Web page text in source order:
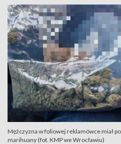
Mężczyzna w foliowej reklamówce miał
marihuany (fot. KMP we Wrocławiu)